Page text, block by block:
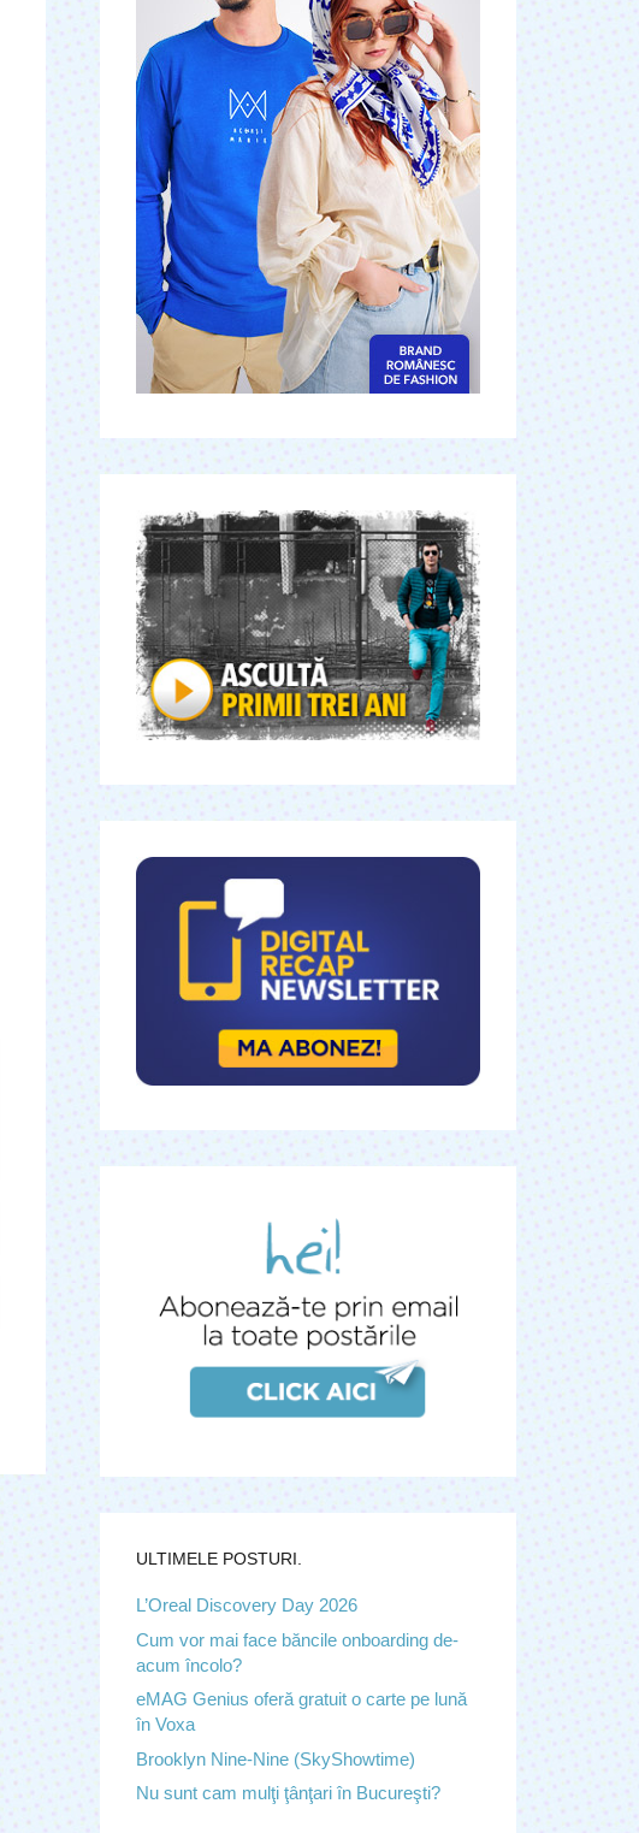
ULTIMELE POSTURI.
L’Oreal Discovery Day 2026
Cum vor mai face băncile onboarding de-
acum încolo?
eMAG Genius oferă gratuit o carte pe lună
în Voxa
Brooklyn Nine-Nine (SkyShowtime)
Nu sunt cam mulţi ţânţari în Bucureşti?